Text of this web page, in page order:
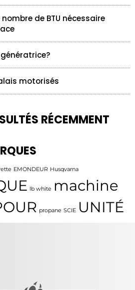
de BTU nécessaire
motorisés
RÉCEMMENT
EMONDEUR Husqvarna
lb white machine
propane SCIE UNITÉ